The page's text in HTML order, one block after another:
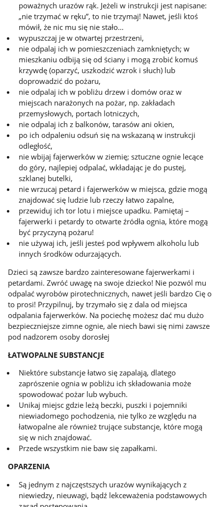
poważnych urazów rąk. Jeżeli w instrukcji jest napisane:
„nie trzymać w ręku”, to nie trzymaj! Nawet, jeśli ktoś
mówił, że nic mu się nie stało…
wypuszczaj je w otwartej przestrzeni,
nie odpalaj ich w pomieszczeniach zamkniętych; w
mieszkaniu odbiją się od ściany i mogą zrobić komuś
krzywdę (oparzyć, uszkodzić wzrok i słuch) lub
doprowadzić do pożaru,
nie odpalaj ich w pobliżu drzew i domów oraz w
miejscach narażonych na pożar, np. zakładach
przemysłowych, portach lotniczych,
nie odpalaj ich z balkonów, tarasów ani okien,
po ich odpaleniu odsuń się na wskazaną w instrukcji
odległość,
nie wbijaj fajerwerków w ziemię; sztuczne ognie lecące
do góry, najlepiej odpalać, wkładając je do pustej,
szklanej butelki,
nie wrzucaj petard i fajerwerków w miejsca, gdzie mogą
znajdować się ludzie lub rzeczy łatwo zapalne,
przewiduj ich tor lotu i miejsce upadku. Pamiętaj –
fajerwerki i petardy to otwarte źródła ognia, które mogą
być przyczyną pożaru!
nie używaj ich, jeśli jesteś pod wpływem alkoholu lub
innych środków odurzających.
Dzieci są zawsze bardzo zainteresowane fajerwerkami i
petardami. Zwróć uwagę na swoje dziecko! Nie pozwól mu
odpalać wyrobów pirotechnicznych, nawet jeśli bardzo Cię o
to prosi! Przypilnuj, by trzymało się z dala od miejsca
odpalania fajerwerków. Na pociechę możesz dać mu dużo
bezpieczniejsze zimne ognie, ale niech bawi się nimi zawsze
pod nadzorem osoby dorosłej
ŁATWOPALNE SUBSTANCJE
Niektóre substancje łatwo się zapalają, dlatego
zaprószenie ognia w pobliżu ich składowania może
spowodować pożar lub wybuch.
Unikaj miejsc gdzie leżą beczki, puszki i pojemniki
niewiadomego pochodzenia, nie tylko ze względu na
łatwopalne ale również trujące substancje, które mogą
się w nich znajdować.
Przede wszystkim nie baw się zapałkami.
OPARZENIA
Są jednym z najczęstszych urazów wynikających z
niewiedzy, nieuwagi, bądź lekceważenia podstawowych